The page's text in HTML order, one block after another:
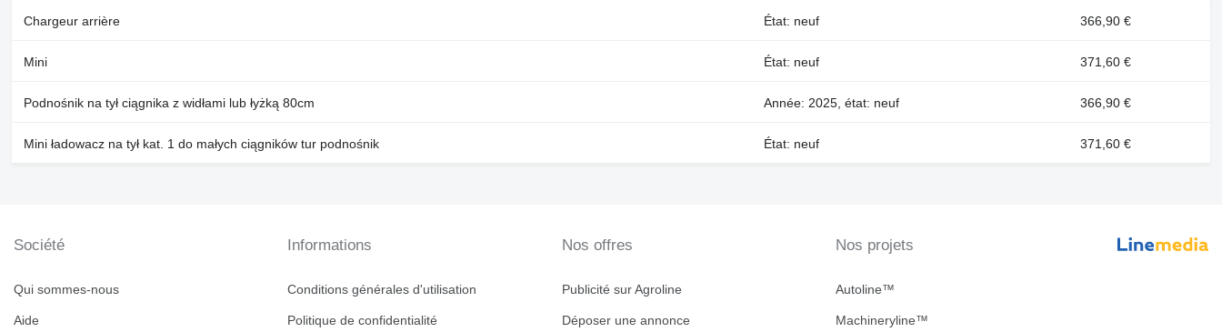
Chargeur arrière État: neuf 366,90 €
Mini État: neuf 371,60 €
Podnośnik na tył ciągnika z widłami lub łyżką 80cm Année: 2025, état: neuf 366,90 €
Mini ładowacz na tył kat. 1 do małych ciągników tur podnośnik État: neuf 371,60 €
Société
Qui sommes-nous
Aide
Informations
Conditions générales d'utilisation
Politique de confidentialité
Nos offres
Publicité sur Agroline
Déposer une annonce
Nos projets
Autoline™
Machineryline™